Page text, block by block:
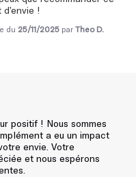
général, tout en
et prostatique.
!
du 25/11/2025 par Theo D.
positif ! Nous sommes
a eu un impact
envie. Votre
et nous espérons